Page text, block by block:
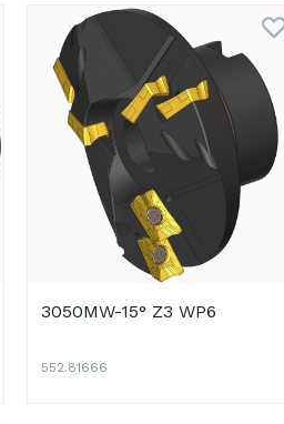
3050MW-15° Z3 WP6
552.81666